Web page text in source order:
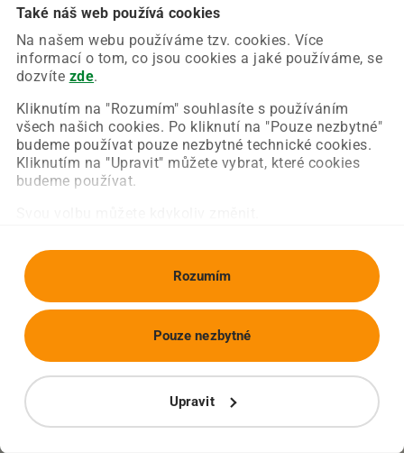
Také náš web používá cookies
Na našem webu používáme tzv. cookies. Více
informací o tom, co jsou cookies a jaké používáme, se
dozvíte zde.
Kliknutím na "Rozumím" souhlasíte s používáním
všech našich cookies. Po kliknutí na "Pouze nezbytné"
budeme používat pouze nezbytné technické cookies.
Kliknutím na "Upravit" můžete vybrat, které cookies
budeme používat.
Rozumím
Upravit
Pouze nezbytné
Chyba nastala na naší straně a už ji opravujeme.
Zkuste prosím znovu načíst požadovanou stránku.
Obnovit stránku Úvodní strana